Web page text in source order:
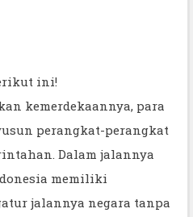
ini!
kemerdekaannya, para
perangkat-perangkat
Dalam jalannya
memiliki
jalannya negara tanpa